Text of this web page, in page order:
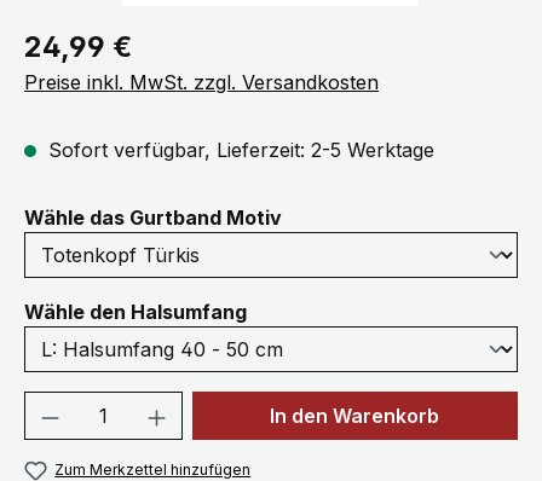
Regulärer Preis:
24,99 €
Preise inkl. MwSt. zzgl. Versandkosten
Sofort verfügbar, Lieferzeit: 2-5 Werktage
Wähle das Gurtband Motivauswählen
Wähle den Halsumfangauswählen
Produkt Anzahl: Gib denIn den Warenkorb
Zum Merkzettel hinzufügen